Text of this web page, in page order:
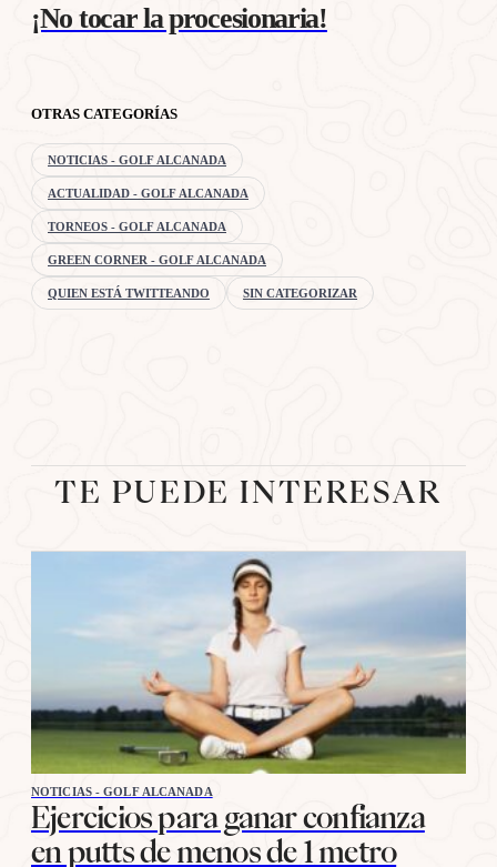
¡No tocar la procesionaria!
OTRAS CATEGORÍAS
NOTICIAS - GOLF ALCANADA
ACTUALIDAD - GOLF ALCANADA
TORNEOS - GOLF ALCANADA
GREEN CORNER - GOLF ALCANADA
QUIEN ESTÁ TWITTEANDO SIN CATEGORIZAR
TE PUEDE INTERESAR
NOTICIAS - GOLF ALCANADA
Ejercicios para ganar confianza
en putts de menos de 1 metro